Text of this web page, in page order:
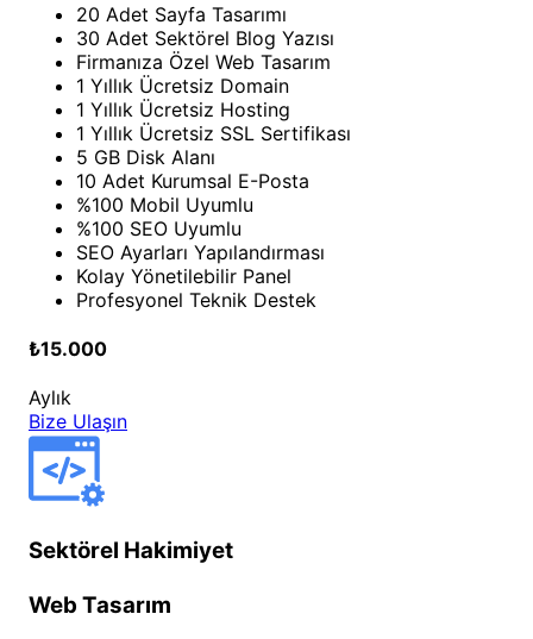
20 Adet Sayfa Tasarımı
30 Adet Sektörel Blog Yazısı
Firmanıza Özel Web Tasarım
1 Yıllık Ücretsiz Domain
1 Yıllık Ücretsiz Hosting
1 Yıllık Ücretsiz SSL Sertifikası
5 GB Disk Alanı
10 Adet Kurumsal E-Posta
%100 Mobil Uyumlu
%100 SEO Uyumlu
SEO Ayarları Yapılandırması
Kolay Yönetilebilir Panel
Profesyonel Teknik Destek
₺15.000
Aylık
Bize Ulaşın
Sektörel Hakimiyet
Web Tasarım